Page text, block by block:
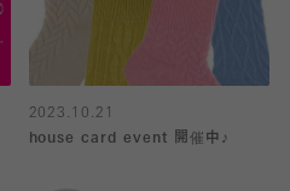
2023.10.21
house card event 開催中♪